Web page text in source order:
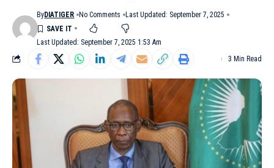
Last Updated: September 7, 2025 1:53 Am
ByDIATIGER No Comments Last Updated: September 7, 2025
3 Min Read